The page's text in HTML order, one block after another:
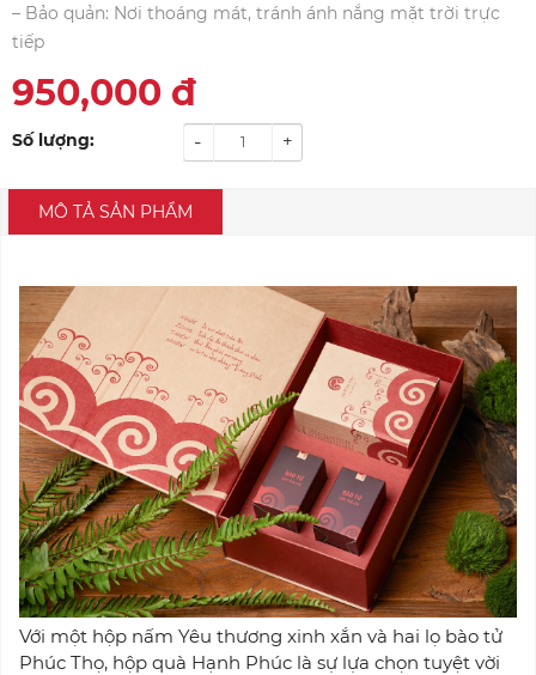
– Bảo quản: Nơi thoáng mát, tránh ánh nắng mặt trời trực
tiếp
950,000 đ
Số lượng: +
-
MÔ TẢ SẢN PHẨM
Với một hộp nấm Yêu thương xinh xắn và hai lọ bào tử
Phúc Thọ, hộp quà Hạnh Phúc là sự lựa chọn tuyệt vời